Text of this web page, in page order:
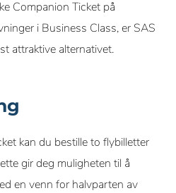
Companion Ticket på
i Business Class, er SAS
attraktive alternativet.
kan du bestille to flybilletter
gir deg muligheten til å
en venn for halvparten av